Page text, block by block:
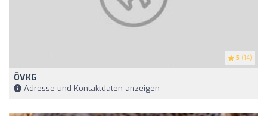
5 (14)
ÖVKG
Adresse und Kontaktdaten anzeigen